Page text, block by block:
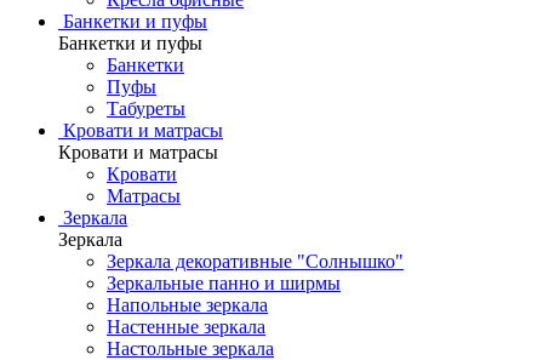
Банкетки и пуфы
Банкетки и пуфы
Банкетки
Пуфы
Табуреты
Кровати и матрасы
Кровати и матрасы
Кровати
Матрасы
Зеркала
Зеркала
Зеркала декоративные "Солнышко"
Зеркальные панно и ширмы
Напольные зеркала
Настенные зеркала
Настольные зеркала